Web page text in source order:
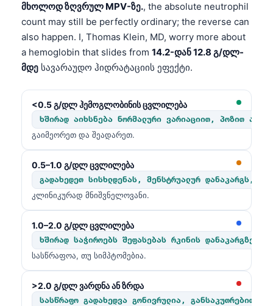
მხოლოდ ზღვრულ MPV-ზე., the absolute neutrophil
count may still be perfectly ordinary; the reverse can
also happen. I, Thomas Klein, MD, worry more about
a hemoglobin that slides from 14.2-დან 12.8 გ/დლ-
მდე სავარაუდო ჰიდრატაციის ეფექტი.
<0.5 გ/დლ ჰემოგლობინის ცვლილება
ხშირად აიხსნება ნორმალური ვარიაციით, პოზით ან
გაიმეორეთ და შეადარეთ.
0.5–1.0 გ/დლ ცვლილება
გადახედეთ სისხლდენას, მენსტრუალურ დანაკარგს,
კლინიკურად მნიშვნელოვანი.
1.0–2.0 გ/დლ ცვლილება
ხშირად საჭიროებს შეფასებას რკინის დანაკარგზე,
სასწრაფოა, თუ სიმპტომებია.
>2.0 გ/დლ ვარდნა ან ზრდა
სასწრაფო გადახედვა გონივრულია, განსაკუთრებით
മലയാളം
Bahasa Melayu
Tiếng Việt
Tagalog
ไทย
ဗမာစာ
ភាសាខ្មែរ
Kiswahili
አማርኛ
Українська
O‘zbekcha
Català
Қазақ тілі
Suomi
Hrvatski